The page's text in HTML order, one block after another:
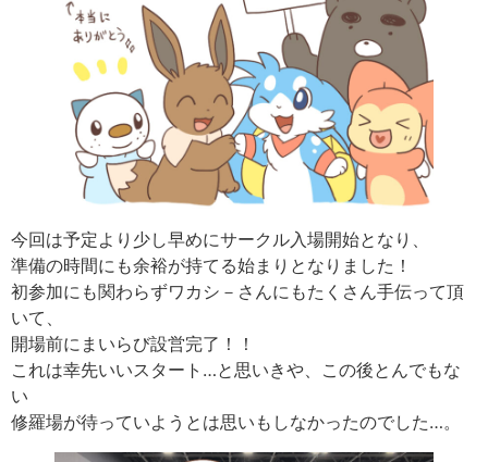
今回は予定より少し早めにサークル入場開始となり、
準備の時間にも余裕が持てる始まりとなりました！
初参加にも関わらずワカシ－さんにもたくさん手伝って頂
いて、
開場前にまいらび設営完了！！
これは幸先いいスタート…と思いきや、この後とんでもな
い
修羅場が待っていようとは思いもしなかったのでした…。